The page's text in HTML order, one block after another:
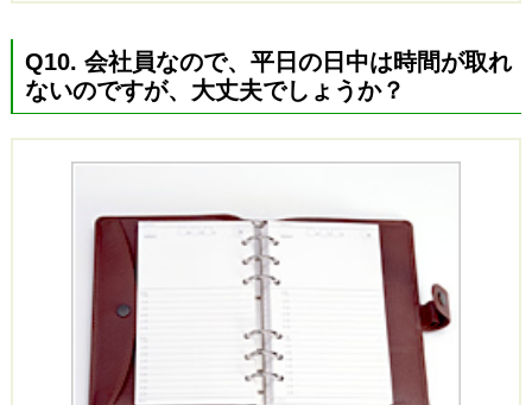
Q10. 会社員なので、平日の日中は時間が取れ
ないのですが、大丈夫でしょうか？